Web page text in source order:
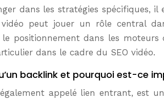
dans les stratégies spécifiques,
peut jouer un rôle central
positionnement dans les
dans le cadre du SEO vidéo.
backlink et pourquoi est-ce
appelé lien entrant, est